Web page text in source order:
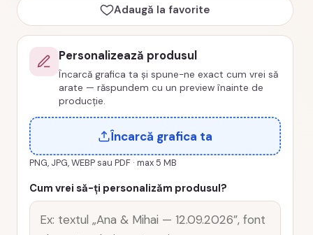
produs
DR02
Adaugă la favorite
Personalizează produsul
Încarcă grafica ta și spune-ne exact cum vrei să
arate — răspundem cu un preview înainte de
producție.
Încarcă grafica ta
PNG, JPG, WEBP sau PDF · max 5 MB
Cum vrei să-ți personalizăm produsul?